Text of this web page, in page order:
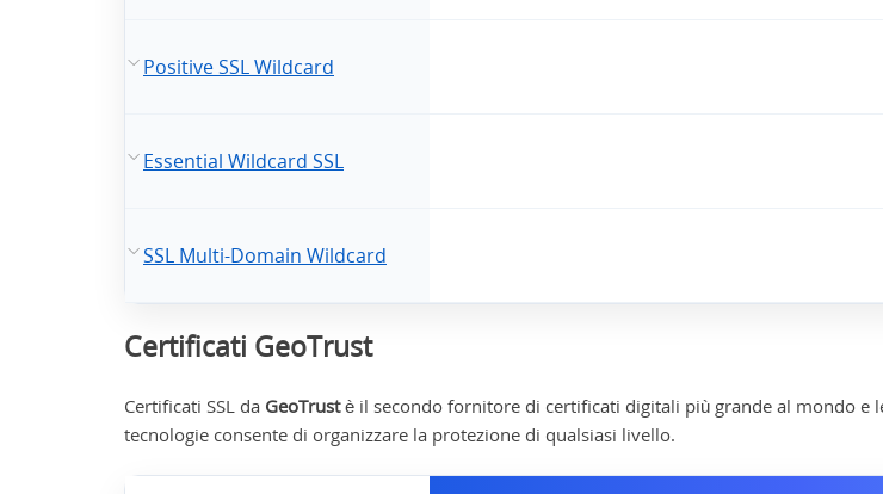
Positive SSL Wildcard
Essential Wildcard SSL
SSL Multi-Domain Wildcard
Certificati GeoTrust
Certificati SSL da GeoTrustè il secondo fornitore di certificati digitali più grande al mondo e
tecnologie consente di organizzare la protezione di qualsiasi livello.